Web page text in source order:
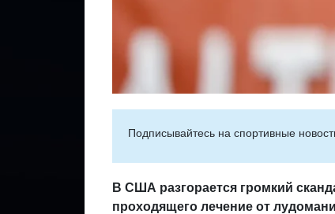
Подписывайтесь на cпортивные
В США разгорается громкий
проходящего лечение от